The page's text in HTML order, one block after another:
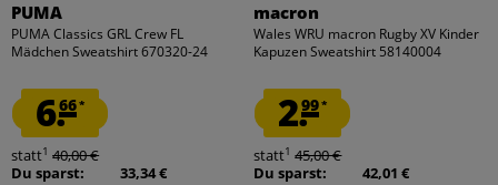
PUMA
PUMA Classics GRL Crew FL
Mädchen Sweatshirt 670320-24
6.66*
statt1 40,00 €
Du sparst:
33,34 €
macron
Wales WRU macron Rugby XV Kinder
Kapuzen Sweatshirt 58140004
2.99*
statt1 45,00 €
Du sparst:
42,01 €